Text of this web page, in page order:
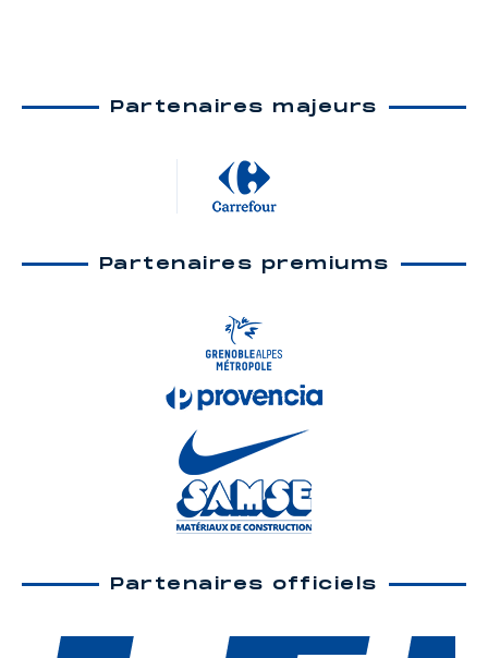
Partenaires majeurs
Partenaires premiums
Partenaires officiels